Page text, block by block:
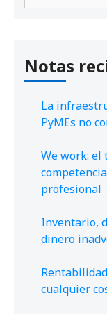
Notas
La
PyMEs no
We work:
profesional
Inventario,
dinero
cualquier